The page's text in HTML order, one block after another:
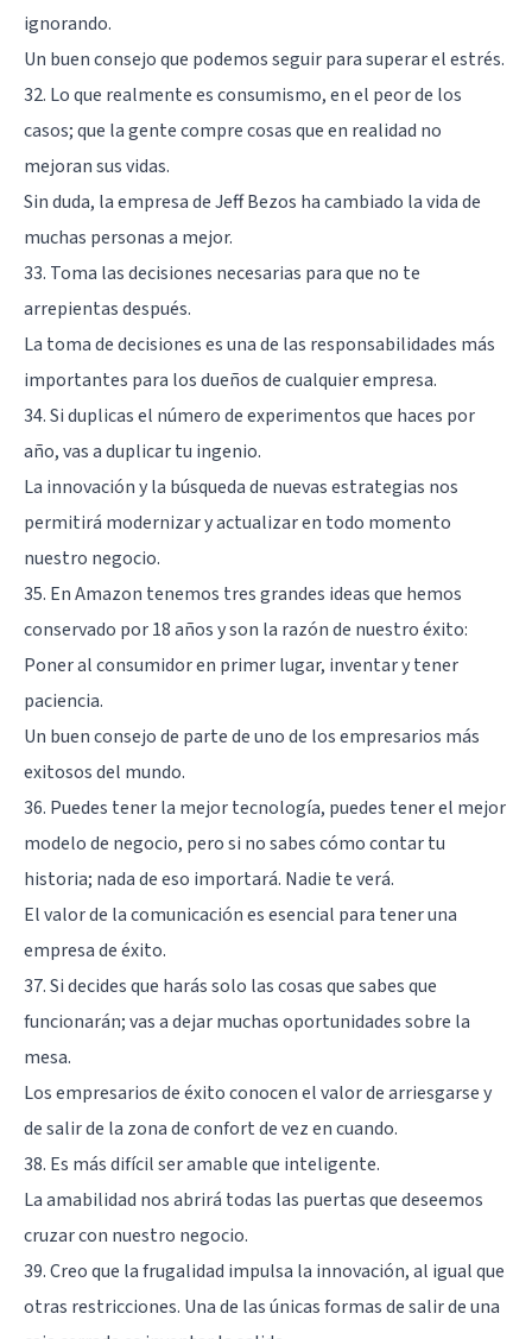
ignorando.
Un buen consejo que podemos seguir para superar el estrés.
32. Lo que realmente es consumismo, en el peor de los
casos; que la gente compre cosas que en realidad no
mejoran sus vidas.
Sin duda, la empresa de Jeff Bezos ha cambiado la vida de
muchas personas a mejor.
33. Toma las decisiones necesarias para que no te
arrepientas después.
La toma de decisiones es una de las responsabilidades más
importantes para los dueños de cualquier empresa.
34. Si duplicas el número de experimentos que haces por
año, vas a duplicar tu ingenio.
La innovación y la búsqueda de nuevas estrategias nos
permitirá modernizar y actualizar en todo momento
nuestro negocio.
35. En Amazon tenemos tres grandes ideas que hemos
conservado por 18 años y son la razón de nuestro éxito:
Poner al consumidor en primer lugar, inventar y tener
paciencia.
Un buen consejo de parte de uno de los empresarios más
exitosos del mundo.
36. Puedes tener la mejor tecnología, puedes tener el mejor
modelo de negocio, pero si no sabes cómo contar tu
historia; nada de eso importará. Nadie te verá.
El valor de la comunicación es esencial para tener una
empresa de éxito.
37. Si decides que harás solo las cosas que sabes que
funcionarán; vas a dejar muchas oportunidades sobre la
mesa.
Los empresarios de éxito conocen el valor de arriesgarse y
de salir de la zona de confort de vez en cuando.
38. Es más difícil ser amable que inteligente.
La amabilidad nos abrirá todas las puertas que deseemos
cruzar con nuestro negocio.
39. Creo que la frugalidad impulsa la innovación, al igual que
otras restricciones. Una de las únicas formas de salir de una